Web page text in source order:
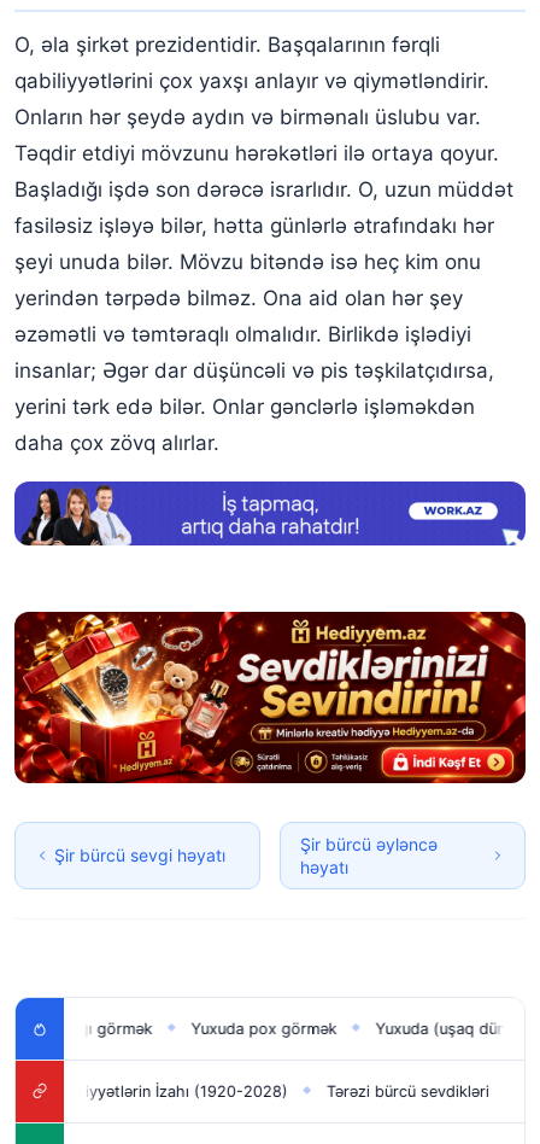
O, əla şirkət prezidentidir. Başqalarının fərqli
qabiliyyətlərini çox yaxşı anlayır və qiymətləndirir.
Onların hər şeydə aydın və birmənalı üslubu var.
Təqdir etdiyi mövzunu hərəkətləri ilə ortaya qoyur.
Başladığı işdə son dərəcə israrlıdır. O, uzun müddət
fasiləsiz işləyə bilər, hətta günlərlə ətrafındakı hər
şeyi unuda bilər. Mövzu bitəndə isə heç kim onu ​​
yerindən tərpədə bilməz. Ona aid olan hər şey
əzəmətli və təmtəraqlı olmalıdır. Birlikdə işlədiyi
insanlar; Əgər dar düşüncəli və pis təşkilatçıdırsa,
yerini tərk edə bilər. Onlar gənclərlə işləməkdən
daha çox zövq alırlar.
Şir bürcü sevgi həyatı
Şir bürcü əyləncə
həyatı
uşağı görmək ◆ Yuxuda pox görmək ◆ Yuxuda (uşaq dünyaya
Xasiyyətlərin İzahı (1920-2028) ◆ Tərəzi bürcü sevdikləri ◆